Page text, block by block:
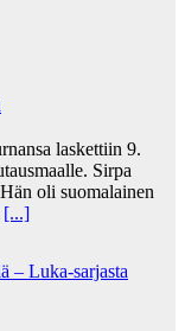
laskettiin 9.
Sirpa
oli suomalainen
[...]
– Luka-sarjasta